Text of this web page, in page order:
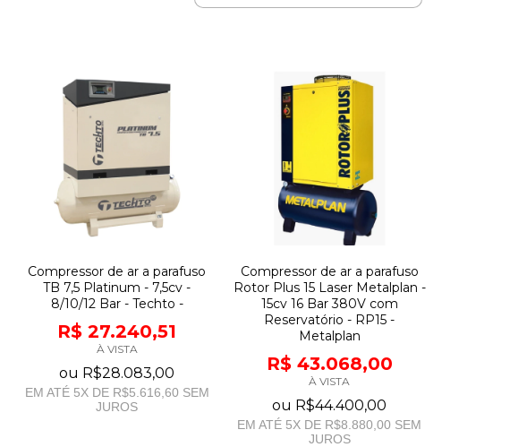
Compressor de ar a parafuso
TB 7,5 Platinum - 7,5cv -
8/10/12 Bar - Techto -
R$ 27.240,51
À VISTA
ou R$28.083,00
EM ATÉ 5X DE R$5.616,60 SEM
JUROS
Compressor de ar a parafuso
Rotor Plus 15 Laser Metalplan -
15cv 16 Bar 380V com
Reservatório - RP15 -
Metalplan
R$ 43.068,00
À VISTA
ou R$44.400,00
EM ATÉ 5X DE R$8.880,00 SEM
JUROS